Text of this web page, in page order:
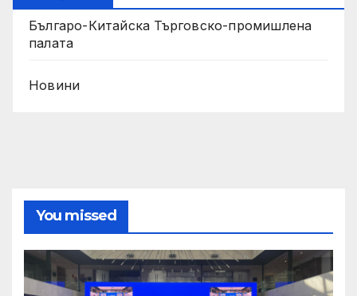
Българо-Китайска Търговско-промишлена
палaта
Новини
You missed